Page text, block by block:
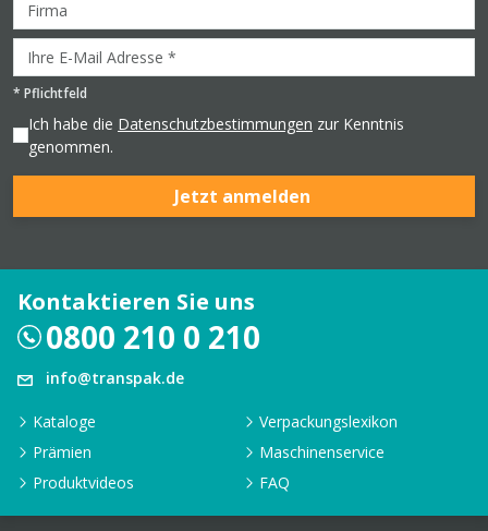
* Pflichtfeld
Ich habe die Datenschutzbestimmungen zur Kenntnis
genommen.
Jetzt anmelden
Kontaktieren Sie uns
0800 210 0 210
info@transpak.de
Kataloge
Verpackungslexikon
Prämien
Maschinenservice
Produktvideos
FAQ